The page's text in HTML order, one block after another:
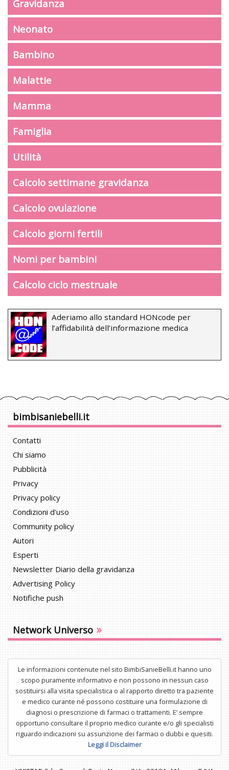
Gravidanza
Neonato
Bambino
Malattie
Mamma
Famiglia
Utilità
Calcolo settimane gravidanza
Calcolo ovulazione
Calcolo giorni fertili
Nomi per bambini
Calcolo ciclo mestruale
Aderiamo allo standard HONcode per
l’affidabilità dell’informazione medica
bimbisaniebelli.it
Contatti
Chi siamo
Pubblicità
Privacy
Privacy policy
Condizioni d'uso
Community policy
Autori
Esperti
Newsletter Diario della gravidanza
Advertising Policy
Notifiche push
Network Universo »
Le informazioni contenute nel sito BimbiSanieBelli.it hanno uno
scopo puramente informativo e non possono in nessun caso
sostituirsi alla visita specialistica o al rapporto diretto tra paziente
e medico curante né possono costituire una formulazione di
diagnosi o prescrizione di farmaci o trattamenti. E’ sempre
opportuno consultare il proprio medico curante e/o gli specialisti
riguardo indicazioni su assunzione dei farmaci o dubbi e quesiti.
Leggi il Disclaimer